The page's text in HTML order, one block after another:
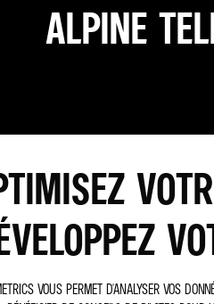
ALPINE
VOUS PERMET D'ANALYSER VOS